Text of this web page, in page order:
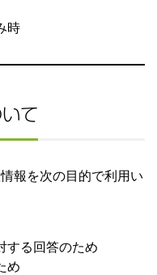
時
て
報を次の目的で利用い
する回答のため
め